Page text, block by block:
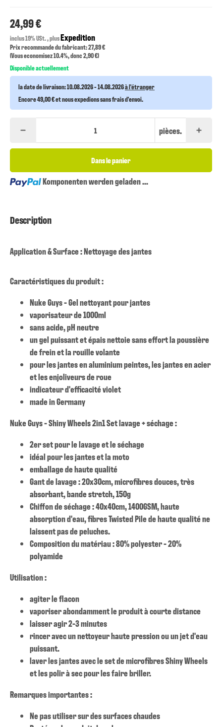
24,99 €
inclus 19% USt. , plusExpedition
Prix recommande du fabricant: 27,89 €
(Vous economisez10.4%, donc2,90 €)
Disponible actuellement
la date de livraison:10.08.2026 - 14.08.2026à l'étranger
Encore 49,00 € et nous expedions sans frais d'envoi.
pièces.
Dans le panier
Loading...Komponenten werden geladen ...
Description
Application & Surface : Nettoyage des jantes
Caractéristiques du produit :
Nuke Guys - Gel nettoyant pour jantes
vaporisateur de 1000ml
sans acide, pH neutre
un gel puissant et épais nettoie sans effort la poussière
de frein et la rouille volante
pour les jantes en aluminium peintes, les jantes en acier
et les enjoliveurs de roue
indicateur d'efficacité violet
made in Germany
Nuke Guys - Shiny Wheels 2in1 Set lavage + séchage :
2er set pour le lavage et le séchage
idéal pour les jantes et la moto
emballage de haute qualité
Gant de lavage : 20x30cm, microfibres douces, très
absorbant, bande stretch, 150g
Chiffon de séchage : 40x40cm, 1400GSM, haute
absorption d'eau, fibres Twisted Pile de haute qualité ne
laissent pas de peluches.
Composition du matériau : 80% polyester - 20%
polyamide
Utilisation :
agiter le flacon
vaporiser abondamment le produit à courte distance
laisser agir 2-3 minutes
rincer avec un nettoyeur haute pression ou un jet d'eau
puissant.
laver les jantes avec le set de microfibres Shiny Wheels
et les polir à sec pour les faire briller.
Remarques importantes :
Ne pas utiliser sur des surfaces chaudes